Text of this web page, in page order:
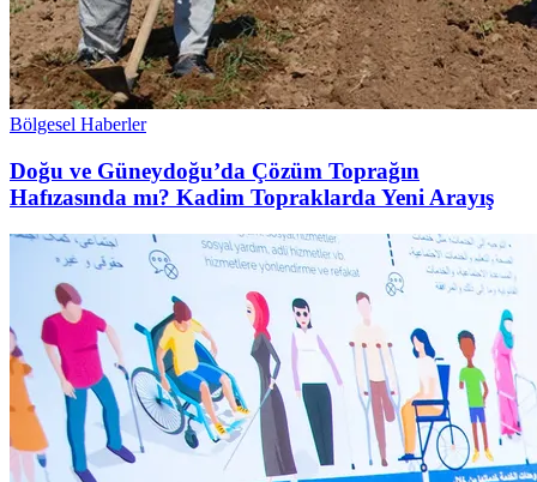
Bölgesel Haberler
Doğu ve Güneydoğu’da Çözüm Toprağın
Hafızasında mı? Kadim Topraklarda Yeni Arayış